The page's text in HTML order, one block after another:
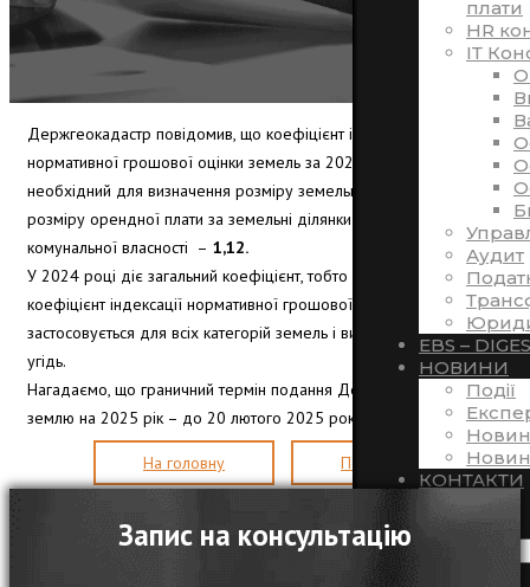
плати
HR
ІТ
Аудит
EBS –
НОВИНИ
Події
КОНТАКТИ
Держгеокадастр повідомив, що коефіцієнт індексації
нормативної грошової оцінки земель за 2024 рік, який
необхідний для визначення розміру земельного податку або
розміру орендної плати за земельні ділянки державної і
комунальної власності – 1,12.
У 2024 році діє загальний коефіцієнт, тобто зазначений
коефіцієнт індексації нормативної грошової оцінки земель
застосовується для всіх категорій земель і видів земельних
угідь.
Нагадаємо, що граничний термін подання Декларації з плати за
землю на 2025 рік – до 20 лютого 2025 року.
На головну Послуги
Запис на консультацію